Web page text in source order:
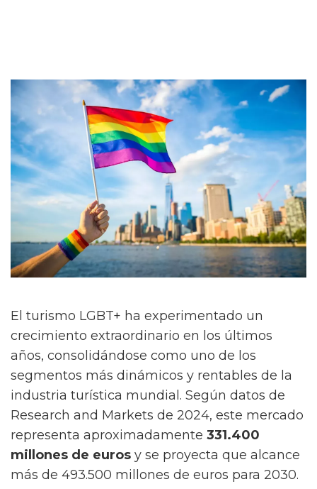
El turismo LGBT+ ha experimentado un
crecimiento extraordinario en los últimos
años, consolidándose como uno de los
segmentos más dinámicos y rentables de la
industria turística mundial. Según datos de
Research and Markets de 2024, este mercado
representa aproximadamente 331.400
millones de euros y se proyecta que alcance
más de 493.500 millones de euros para 2030.